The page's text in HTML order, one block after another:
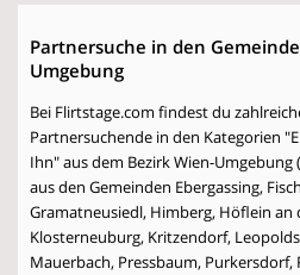
Partnersuche in den
Umgebung
Bei Flirtstage.com findest du
Partnersuchende in den Kategorien
Ihn" aus dem Bezirk Wien-
aus den Gemeinden Ebergassing,
Gramatneusiedl, Himberg, Höflein an
Klosterneuburg, Kritzendorf,
Mauerbach, Pressbaum, Purkersdorf,